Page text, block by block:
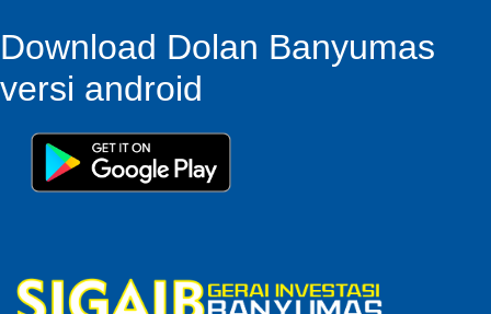
Download Dolan Banyumas
versi android